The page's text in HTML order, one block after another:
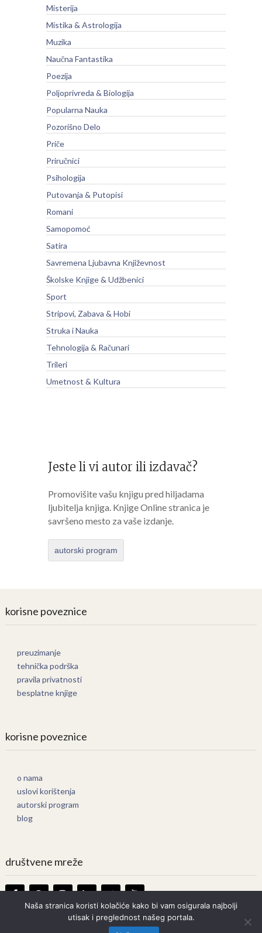
Misterija
Mistika & Astrologija
Muzika
Naučna Fantastika
Poezija
Poljoprivreda & Biologija
Popularna Nauka
Pozorišno Delo
Priče
Priručnici
Psihologija
Putovanja & Putopisi
Romani
Samopomoć
Satira
Savremena Ljubavna Književnost
Školske Knjige & Udžbenici
Sport
Stripovi, Zabava & Hobi
Struka i Nauka
Tehnologija & Računari
Trileri
Umetnost & Kultura
Jeste li vi autor ili izdavač?
Promovišite vašu knjigu pred hiljadama
ljubitelja knjiga. Knjige Online stranica je
savršeno mesto za vaše izdanje.
autorski program
korisne poveznice
preuzimanje
tehnička podrška
pravila privatnosti
besplatne knjige
korisne poveznice
o nama
uslovi korištenja
autorski program
blog
društvene mreže
Knjige OnlineCopyright © 2026.
Naša stranica koristi kolačiće kako bi vam osigurala najbolji
utisak i preglednost našeg portala.